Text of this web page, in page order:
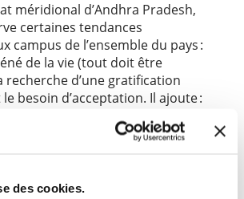
des cookies.
méridional d’Andhra Pradesh,
certaines tendances
campus de l’ensemble du pays :
de la vie (tout doit être
recherche d’une gratification
besoin d’acceptation. Il ajoute :
énorme. Il y a d’innombrables
universités, mais leur mode de